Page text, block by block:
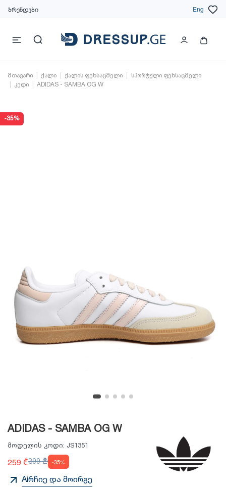
ბრენდები Eng
მთავარი ქალი ქალის ფეხსაცმელი
სპორტული ფეხსაცმელი
კედი
ADIDAS - SAMBA OG W
-35%
ADIDAS - SAMBA OG W
მოდელის კოდი: JS1351
259 ₾399 ₾ -35%
Aiრჩიე და მოირგე